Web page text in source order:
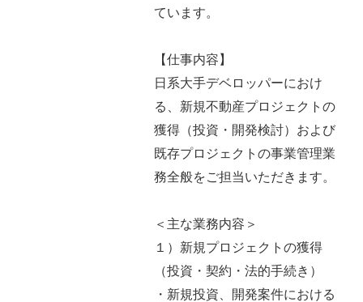
ています。
【仕事内容】
日系大手デベロッパーにおけ
る、新規不動産プロジェクトの
獲得（投資・開発検討）および
既存プロジェクトの事業管理業
務全般をご担当いただきます。
＜主な業務内容＞
１）新規プロジェクトの獲得
（投資・契約・法的手続き）
・新規投資、開発案件における